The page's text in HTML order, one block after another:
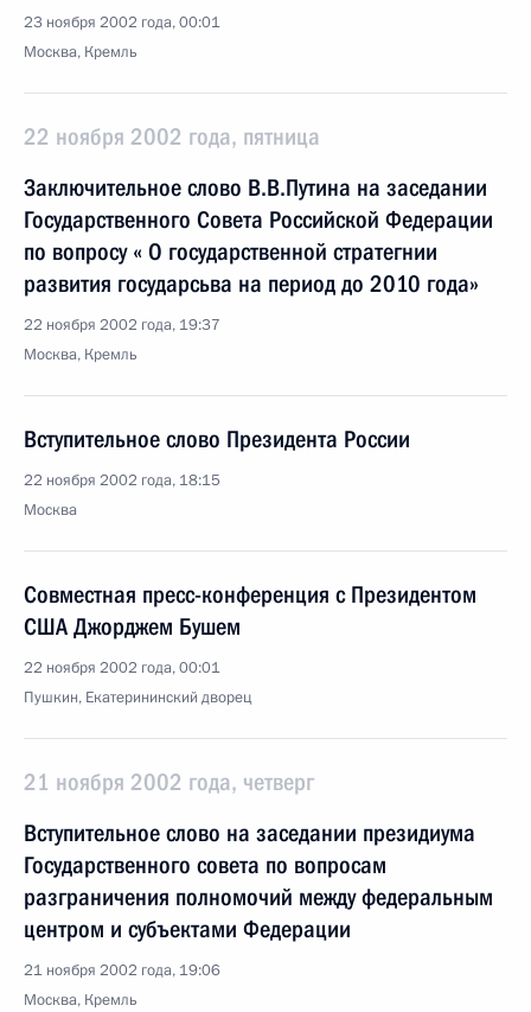
23 ноября 2002 года, 00:01
Москва, Кремль
22 ноября 2002 года, пятница
Заключительное слово В.В.Путина на заседании
Государственного Совета Российской Федерации
по вопросу « О государственной стратегнии
развития государсьва на период до 2010 года»
22 ноября 2002 года, 19:37
Москва, Кремль
Вступительное слово Президента России
22 ноября 2002 года, 18:15
Москва
Совместная пресс-конференция с Президентом
США Джорджем Бушем
22 ноября 2002 года, 00:01
Пушкин, Екатерининский дворец
21 ноября 2002 года, четверг
Вступительное слово на заседании президиума
Государственного совета по вопросам
разграничения полномочий между федеральным
центром и субъектами Федерации
21 ноября 2002 года, 19:06
Москва, Кремль